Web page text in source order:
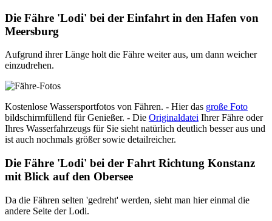
Die Fähre 'Lodi' bei der Einfahrt in den Hafen von
Meersburg
Aufgrund ihrer Länge holt die Fähre weiter aus, um dann weicher
einzudrehen.
Kostenlose Wassersportfotos von Fähren. - Hier das große Foto
bildschirmfüllend für Genießer. - Die Originaldatei Ihrer Fähre oder
Ihres Wasserfahrzeugs für Sie sieht natürlich deutlich besser aus und
ist auch nochmals größer sowie detailreicher.
Die Fähre 'Lodi' bei der Fahrt Richtung Konstanz
mit Blick auf den Obersee
Da die Fähren selten 'gedreht' werden, sieht man hier einmal die
andere Seite der Lodi.